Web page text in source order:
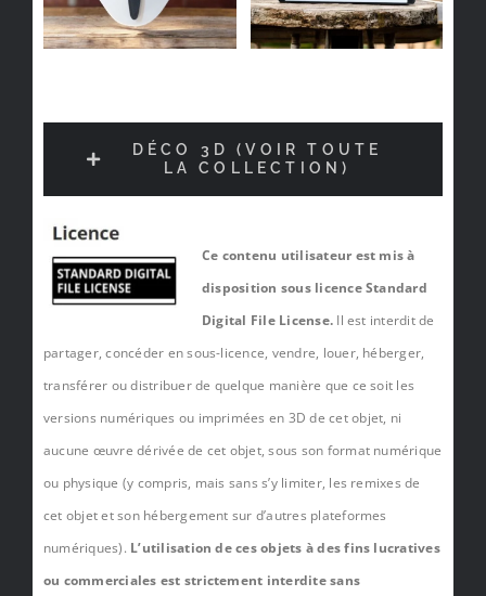
DÉCO 3D (VOIR TOUTE
LA COLLECTION)
Ce contenu utilisateur est mis à
disposition sous licence Standard
Digital File License. Il est interdit de
partager, concéder en sous-licence, vendre, louer, héberger,
transférer ou distribuer de quelque manière que ce soit les
versions numériques ou imprimées en 3D de cet objet, ni
aucune œuvre dérivée de cet objet, sous son format numérique
ou physique (y compris, mais sans s’y limiter, les remixes de
cet objet et son hébergement sur d’autres plateformes
numériques). L’utilisation de ces objets à des fins lucratives
ou commerciales est strictement interdite sans